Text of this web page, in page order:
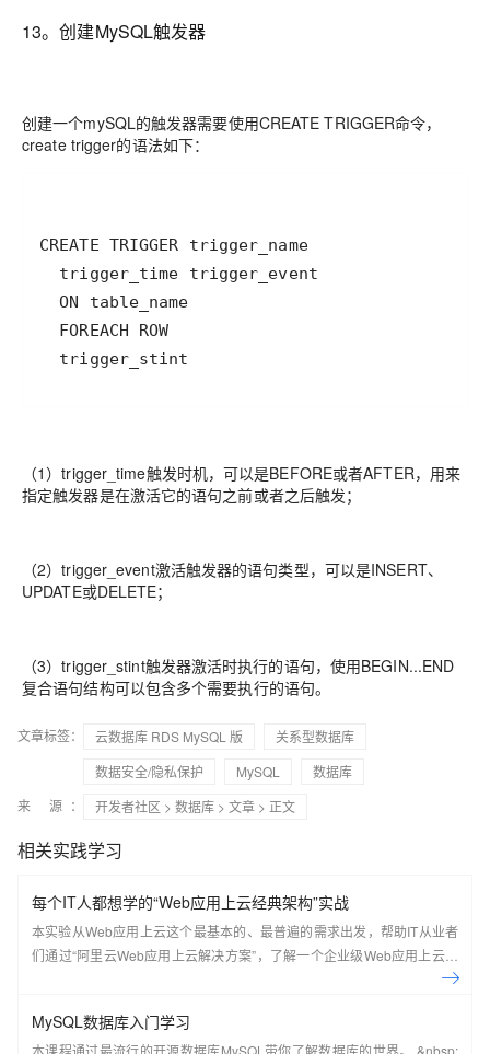
13。创建MySQL触发器
创建一个mySQL的触发器需要使用CREATE TRIGGER命令，
create trigger的语法如下：
CREATE TRIGGER trigger_name
  trigger_stint
（1）trigger_time触发时机，可以是BEFORE或者AFTER，用来
指定触发器是在激活它的语句之前或者之后触发；
（2）trigger_event激活触发器的语句类型，可以是INSERT、
UPDATE或DELETE；
（3）trigger_stint触发器激活时执行的语句，使用BEGIN...END
复合语句结构可以包含多个需要执行的语句。
文章标签： 云数据库 RDS MySQL 版
关系型数据库
数据安全/隐私保护
MySQL
数据库
来 源：
开发者社区 > 数据库 > 文章 > 正文
相关实践学习
每个IT人都想学的“Web应用上云经典架构”实战
本实验从Web应用上云这个最基本的、最普遍的需求出发，帮助IT从业者
们通过“阿里云Web应用上云解决方案”，了解一个企业级Web应用上云的
MySQL数据库入门学习
本课程通过最流行的开源数据库MySQL带你了解数据库的世界。 &nbsp;